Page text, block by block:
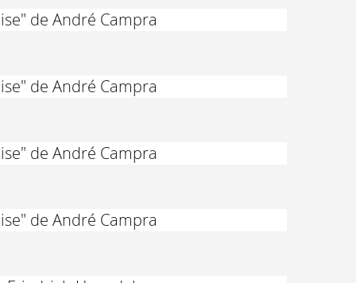
de André Campra
de André Campra
de André Campra
de André Campra